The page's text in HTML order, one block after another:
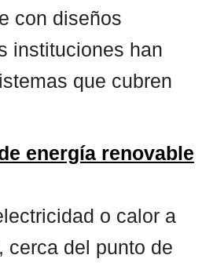
con diseños
instituciones han
que cubren
energía renovable
o calor a
cerca del punto de